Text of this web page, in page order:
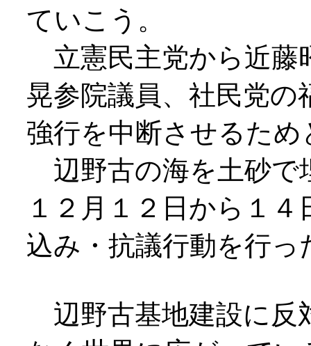
ていこう。
立憲民主党から近藤
晃参院議員、社民党の
強行を中断させるた
辺野古の海を土砂で
１２月１２日から１
込み・抗議行動を行っ
辺野古基地建設に反